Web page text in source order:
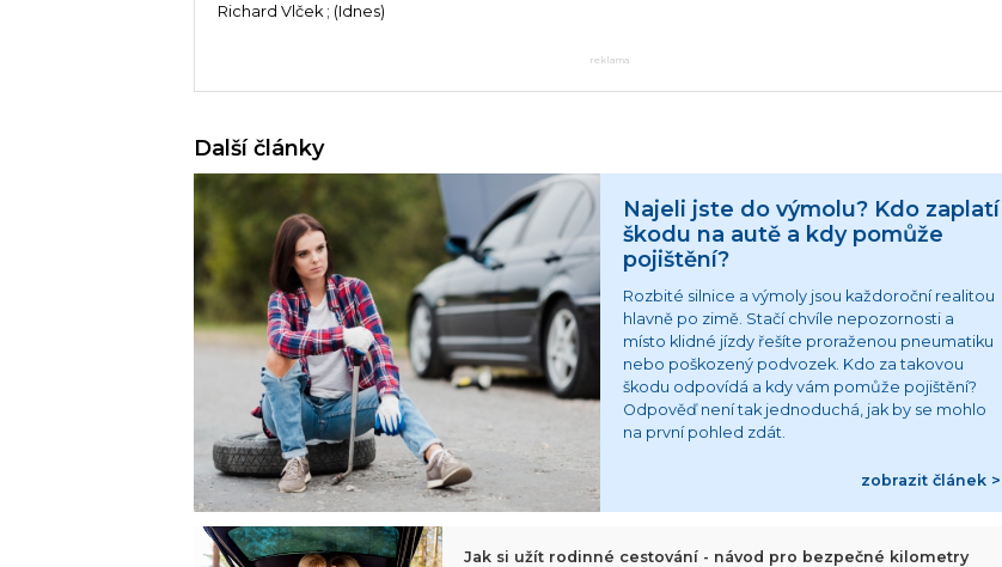
Richard Vlček ; (Idnes)
reklama
Další články
Najeli jste do výmolu? Kdo zaplatí
škodu na autě a kdy pomůže
pojištění?
Rozbité silnice a výmoly jsou každoroční realitou
hlavně po zimě. Stačí chvíle nepozornosti a
místo klidné jízdy řešíte proraženou pneumatiku
nebo poškozený podvozek. Kdo za takovou
škodu odpovídá a kdy vám pomůže pojištění?
Odpověď není tak jednoduchá, jak by se mohlo
na první pohled zdát.
zobrazit článek >
Jak si užít rodinné cestování - návod pro bezpečné kilometry